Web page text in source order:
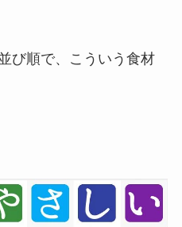
び順で、こういう食材